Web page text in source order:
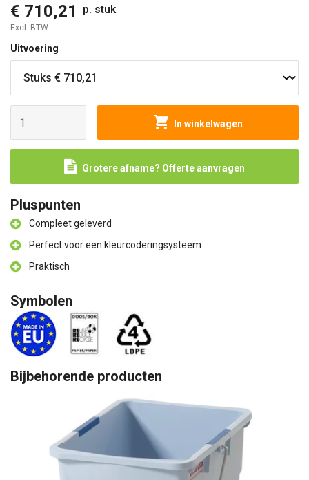
€ 710,21 p. stuk
Excl. BTW
Uitvoering
In winkelwagen
Grotere afname? Offerte aanvragen
Pluspunten
Compleet geleverd
Perfect voor een kleurcoderingsysteem
Praktisch
Symbolen
Bijbehorende producten